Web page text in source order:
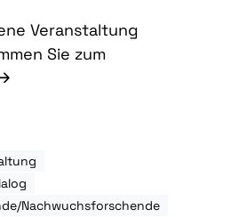
Veranstaltung
Sie zum
Nachwuchsforschende